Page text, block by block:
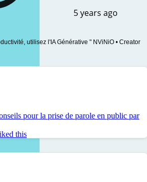
5 years ago
utilisez l'IA Générative " NViNiO • Creator